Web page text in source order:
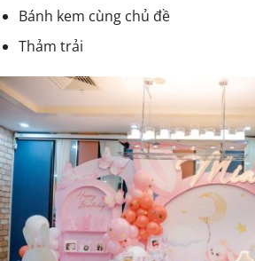
Bánh kem cùng chủ đề
Thảm trải